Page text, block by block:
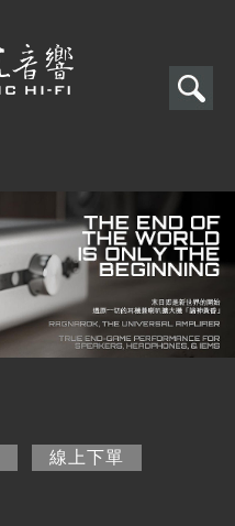
搜
表
單
搜
尋
(作用中頁籤)
線上下單